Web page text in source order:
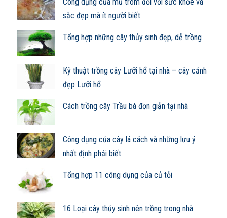
Công dụng của mủ trôm đối với sức khỏe và
sắc đẹp mà ít người biết
Tổng hợp những cây thủy sinh đẹp, dễ trồng
Kỹ thuật trồng cây Lưỡi hổ tại nhà – cây cảnh
đẹp Lưỡi hổ
Cách trồng cây Trầu bà đơn giản tại nhà
Công dụng của cây lá cách và những lưu ý
nhất định phải biết
Tổng hợp 11 công dụng của củ tỏi
16 Loại cây thủy sinh nên trồng trong nhà